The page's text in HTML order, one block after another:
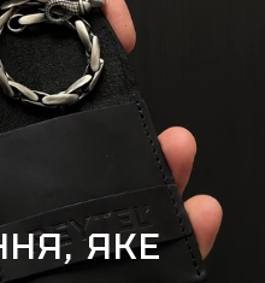
ЯКЕ